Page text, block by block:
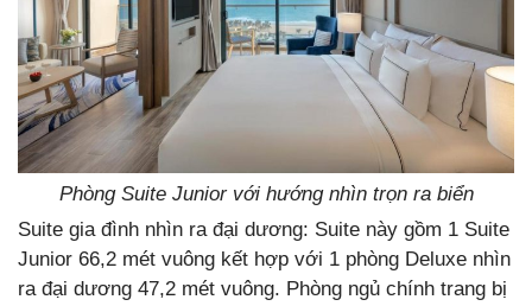
Phòng Suite Junior với hướng nhìn trọn ra biển
Suite gia đình nhìn ra đại dương: Suite này gồm 1 Suite
Junior 66,2 mét vuông kết hợp với 1 phòng Deluxe nhìn
ra đại dương 47,2 mét vuông. Phòng ngủ chính trang bị